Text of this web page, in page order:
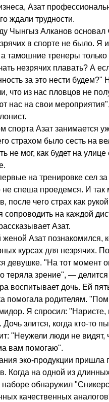
Азат
ждали трудности.
Чынгыз Алканов
в спорте не было. Я
тамошние тренеры
незрячих плавать? А
за это нести
что из нас пловцов не
нас на свои
спорта Азат занимается
страхом было сесть на
не мог, как будет на
на тренировке сел
не спеша проедемся. И
после чего страх как
сопроводить на каждой
Азат.
Азат познакомился,
курсах для незрячих.
девушке. "На тот момент
теряла зрение", —
воспитывает дочь. Ей
помогала родителям.
Я спросил: "Наристе,
злится, когда кто-то
"Неужели люди не видят,
вам помогаю".
эко-продукции
Когда на одной из
наборе обнаружил
качественных